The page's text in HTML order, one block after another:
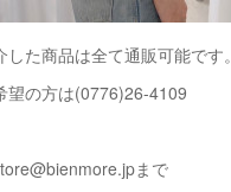
した商品は全て通販可能です。
望の方は(0776)26-4109
まで